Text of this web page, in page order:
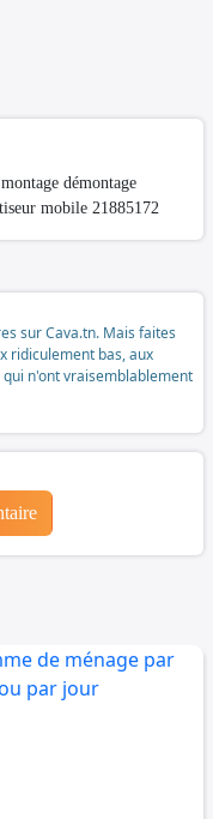
démontage
mobile 21885172
sur Cava.tn. Mais faites
ridiculement bas, aux
n'ont vraisemblablement